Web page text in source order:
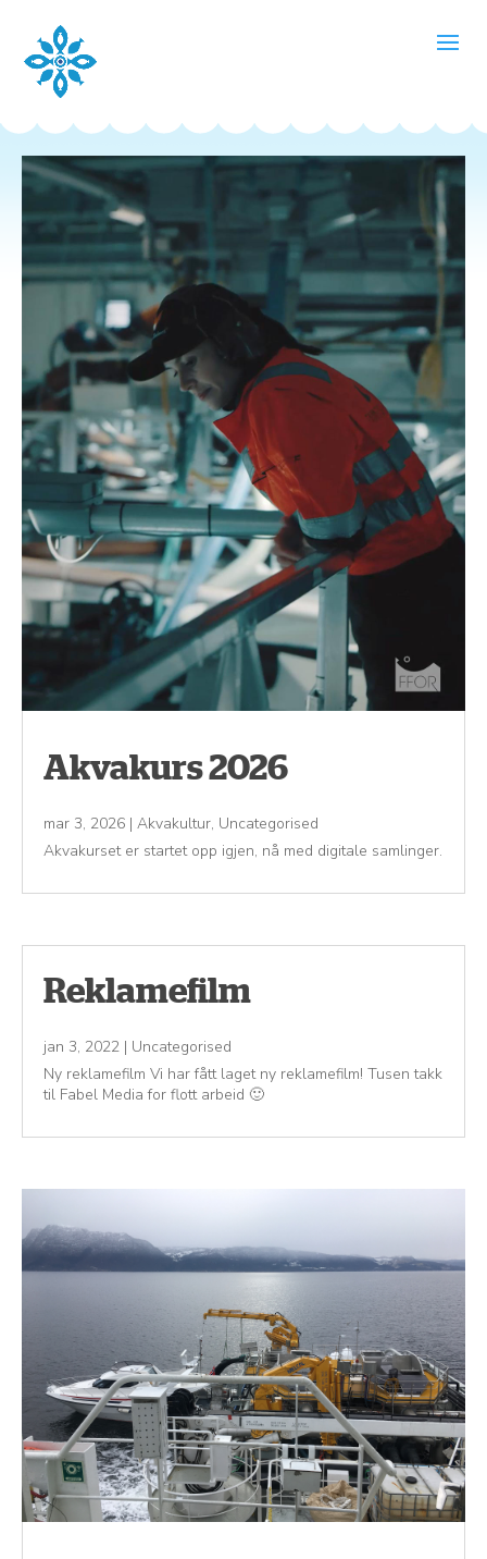
Akvakurs 2026
mar 3, 2026 | Akvakultur, Uncategorised
Akvakurset er startet opp igjen, nå med digitale samlinger.
Reklamefilm
jan 3, 2022 | Uncategorised
Ny reklamefilm Vi har fått laget ny reklamefilm! Tusen takk
til Fabel Media for flott arbeid 🙂